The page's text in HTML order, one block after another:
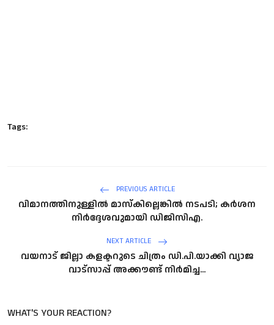
Tags:
PREVIOUS ARTICLE
വിമാനത്തിനുള്ളില്‍ മാസ്‌കില്ലെങ്കില്‍ നടപടി; കര്‍ശന
നിര്‍ദ്ദേശവുമായി ഡിജിസിഎ.
NEXT ARTICLE
വയനാട് ജില്ലാ കളക്ടറുടെ ചിത്രം ഡി.പി.യാക്കി വ്യാജ
വാട്‌സാപ്പ് അക്കൗണ്ട് നിർമിച്ച...
WHAT'S YOUR REACTION?